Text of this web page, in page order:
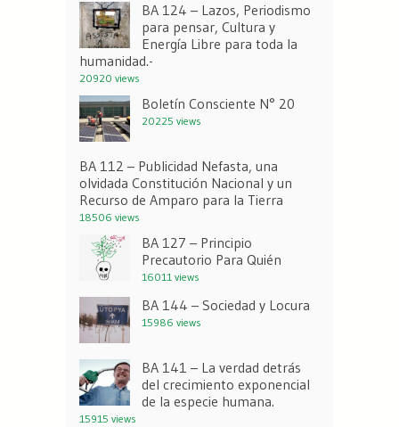
BA 124 – Lazos, Periodismo
para pensar, Cultura y
Energía Libre para toda la
humanidad.-
20920 views
Boletín Consciente N° 20
20225 views
BA 112 – Publicidad Nefasta, una
olvidada Constitución Nacional y un
Recurso de Amparo para la Tierra
18506 views
BA 127 – Principio
Precautorio Para Quién
16011 views
BA 144 – Sociedad y Locura
15986 views
BA 141 – La verdad detrás
del crecimiento exponencial
de la especie humana.
15915 views